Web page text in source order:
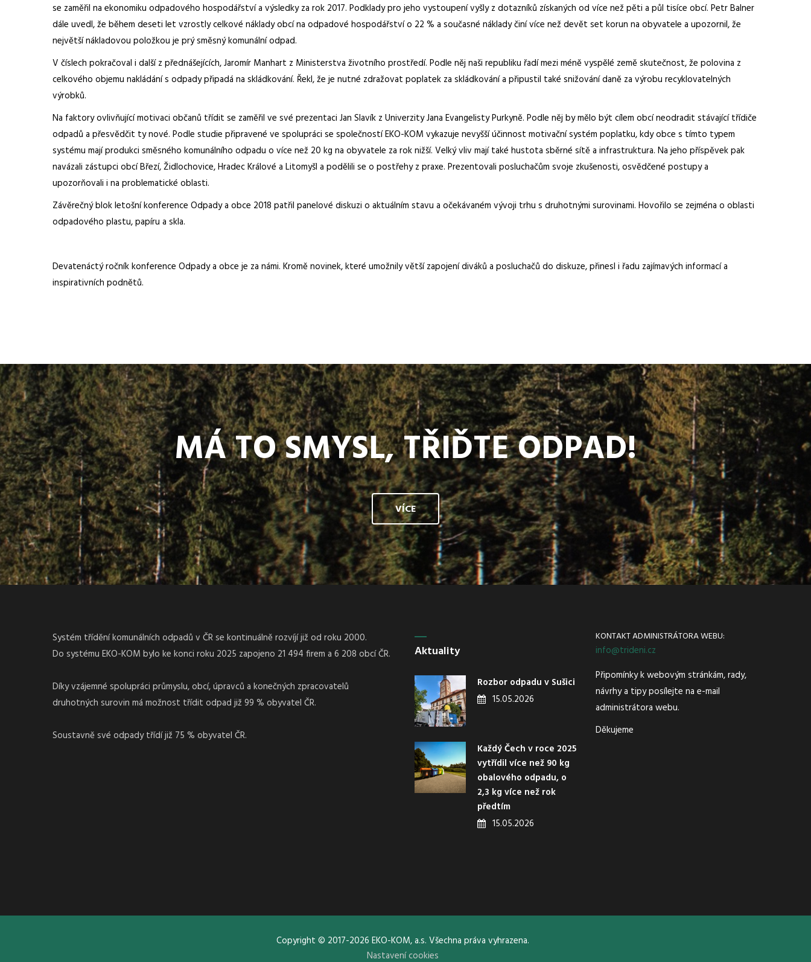
se zaměřil na ekonomiku odpadového hospodářství a výsledky za rok 2017. Podklady pro jeho vystoupení vyšly z dotazníků získaných od více než pěti a půl tisíce obcí. Petr Balner
dále uvedl, že během deseti let vzrostly celkové náklady obcí na odpadové hospodářství o 22 % a současné náklady činí více než devět set korun na obyvatele a upozornil, že
největší nákladovou položkou je prý směsný komunální odpad.
V číslech pokračoval i další z přednášejících, Jaromír Manhart z Ministerstva životního prostředí. Podle něj naši republiku řadí mezi méně vyspělé země skutečnost, že polovina z
celkového objemu nakládání s odpady připadá na skládkování. Řekl, že je nutné zdražovat poplatek za skládkování a připustil také snižování daně za výrobu recyklovatelných
výrobků.
Na faktory ovlivňující motivaci občanů třídit se zaměřil ve své prezentaci Jan Slavík z Univerzity Jana Evangelisty Purkyně. Podle něj by mělo být cílem obcí neodradit stávající třídiče
odpadů a přesvědčit ty nové. Podle studie připravené ve spolupráci se společností EKO-KOM vykazuje nevyšší účinnost motivační systém poplatku, kdy obce s tímto typem
systému mají produkci směsného komunálního odpadu o více než 20 kg na obyvatele za rok nižší. Velký vliv mají také hustota sběrné sítě a infrastruktura. Na jeho příspěvek pak
navázali zástupci obcí Březí, Židlochovice, Hradec Králové a Litomyšl a podělili se o postřehy z praxe. Prezentovali posluchačům svoje zkušenosti, osvědčené postupy a
upozorňovali i na problematické oblasti.
Závěrečný blok letošní konference Odpady a obce 2018 patřil panelové diskuzi o aktuálním stavu a očekávaném vývoji trhu s druhotnými surovinami. Hovořilo se zejména o oblasti
odpadového plastu, papíru a skla.
Devatenáctý ročník konference Odpady a obce je za námi. Kromě novinek, které umožnily větší zapojení diváků a posluchačů do diskuze, přinesl i řadu zajímavých informací a
inspirativních podnětů.
MÁ TO SMYSL, TŘIĎTE ODPAD!
VÍCE
Systém třídění komunálních odpadů v ČR se kontinuálně rozvíjí již od roku 2000.
Do systému EKO-KOM bylo ke konci roku 2025 zapojeno 21 494 firem a 6 208 obcí ČR.
Díky vzájemné spolupráci průmyslu, obcí, úpravců a konečných zpracovatelů
druhotných surovin má možnost třídit odpad již 99 % obyvatel ČR.
Soustavně své odpady třídí již 75 % obyvatel ČR.
Aktuality
Rozbor odpadu v Sušici
15.05.2026
Každý Čech v roce 2025
vytřídil více než 90 kg
obalového odpadu, o
2,3 kg více než rok
předtím
15.05.2026
KONTAKT ADMINISTRÁTORA WEBU:
info@trideni.cz
Připomínky k webovým stránkám, rady,
návrhy a tipy posílejte na e-mail
administrátora webu.
Děkujeme
Copyright © 2017-2026 EKO-KOM, a.s. Všechna práva vyhrazena.
Nastavení cookies